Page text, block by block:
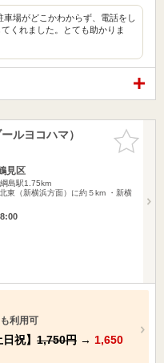
場がどこかわからず、電話をし
くれました。とても助かりま
お気に入
りに追加
ルヨコハマ）
見区
島駅1.75km
東（新横浜方面）に約５km ・新横
利用可
祝】 1,750円 → 1,650